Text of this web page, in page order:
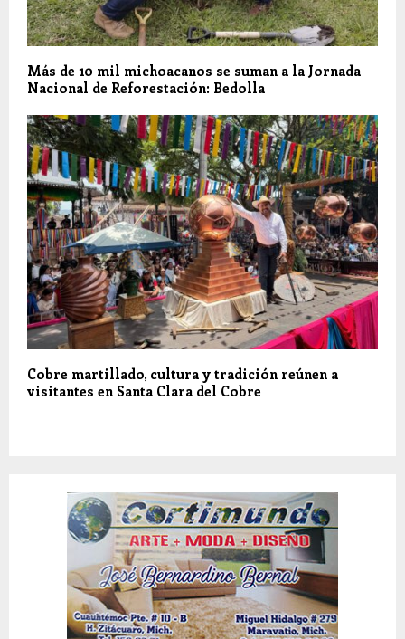
Más de 10 mil michoacanos se suman a la Jornada
Nacional de Reforestación: Bedolla
Cobre martillado, cultura y tradición reúnen a
visitantes en Santa Clara del Cobre